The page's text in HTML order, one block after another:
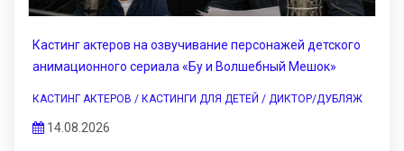
Кастинг актеров на озвучивание персонажей детского
анимационного сериала «Бу и Волшебный Мешок»
КАСТИНГ АКТЕРОВ / КАСТИНГИ ДЛЯ ДЕТЕЙ / ДИКТОР/ДУБЛЯЖ
14.08.2026